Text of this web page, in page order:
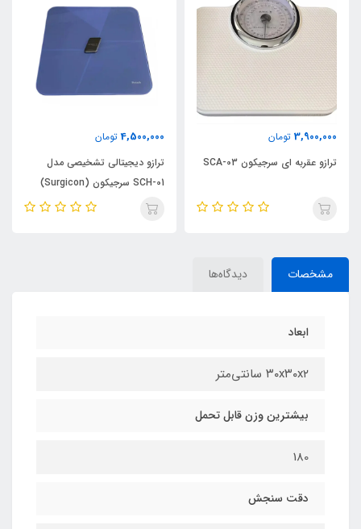
3,900,000 تومان
ترازو عقربه ای سرجیکون SCA-03
4,500,000 تومان
ترازو دیجیتالی تشخیصی مدل
SCH-01 سرجیکون (Surgicon)
مشخصات دیدگاه‌ها
ابعاد
۳۰x۳۰x۲ سانتی‌متر
بیشترین وزن قابل تحمل
180
دقت سنجش